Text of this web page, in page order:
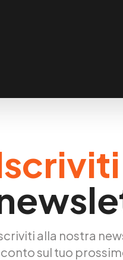
alla nostra
sul tuo